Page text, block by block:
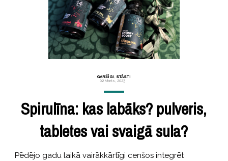
GARŠĪGI, STĀSTI
02 Marts, 2023
Spirulīna: kas labāks? pulveris,
tabletes vai svaigā sula?
Pēdējo gadu laikā vairākkārtīgi cenšos integrēt